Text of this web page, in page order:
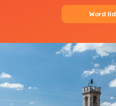
Word lid